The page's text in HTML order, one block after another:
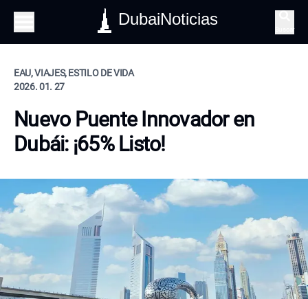
DubaiNoticias
EAU, VIAJES, ESTILO DE VIDA
2026. 01. 27
Nuevo Puente Innovador en
Dubái: ¡65% Listo!